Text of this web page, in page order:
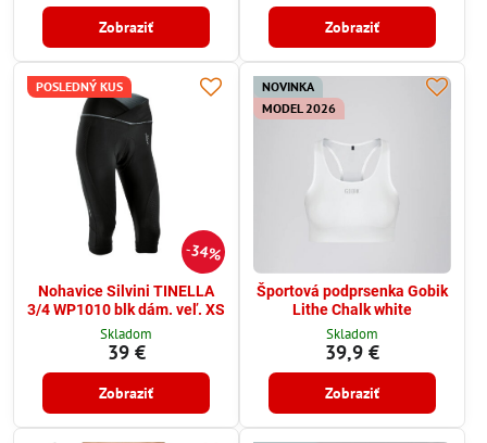
Zobraziť Zobraziť
34%
POSLEDNÝ KUS
Nohavice Silvini TINELLA
3/4 WP1010 blk dám. veľ. XS
Skladom
39 €
Zobraziť
NOVINKA
MODEL 2026
Športová podprsenka Gobik
Lithe Chalk white
Skladom
39,9 €
Zobraziť